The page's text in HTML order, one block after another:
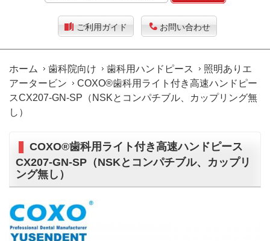
ご利用ガイド お問い合わせ
ホーム 歯科院向け 歯科用ハンドピース
照明ありエ
アータービン
COXO®歯科用ライト付き高速ハンドピー
スCX207-GN-SP（NSKとコンパチブル、カップリング無
し）
COXO®歯科用ライト付き高速ハンドピース
CX207-GN-SP（NSKとコンパチブル、カップリ
ング無し）